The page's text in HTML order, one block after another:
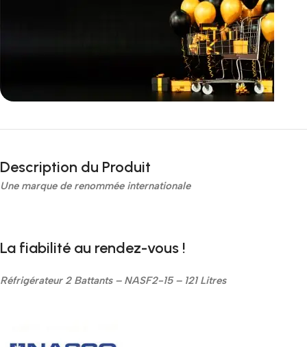
Incoryable offres
prix KDO
Description du Produit
Une marque de renommée internationale
La fiabilité au rendez-vous !
Réfrigérateur 2 Battants – NASF2-15 – 121 Litres